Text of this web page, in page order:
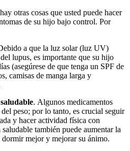
otras cosas que usted puede hacer
de su hijo bajo control. Por
a que la luz solar (luz UV)
lupus, es importante que su hijo
(asegúrese de que tenga un SPF de
camisas de manga larga y
. Algunos medicamentos
peso; por lo tanto, es crucial seguir
y hacer actividad física con
también puede aumentar la
mejor y mejorar su ánimo.